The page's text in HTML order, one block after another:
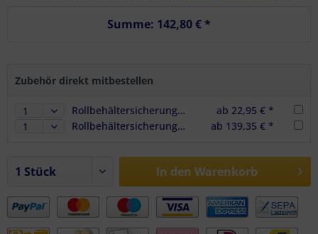
Summe: 142,80 €*
Zubehör direkt mitbestellen
Rollbehältersicherungs-Set, 5-teilig, Stahl, BC 800 daN
ab 22,95 € *
Rollbehältersicherungs-Set, 9-teilig, Stahl, BC 1.000 daN
ab 139,35 € *
In den Warenkorb